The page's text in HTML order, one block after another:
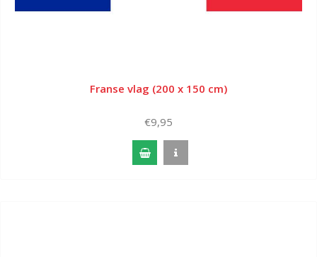
Franse vlag (200 x 150 cm)
€9,95